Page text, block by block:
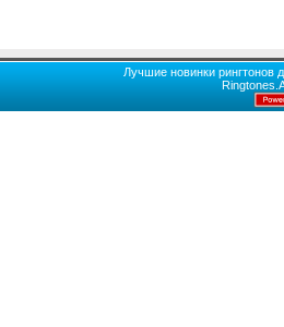
Лучшие новинки рингтонов